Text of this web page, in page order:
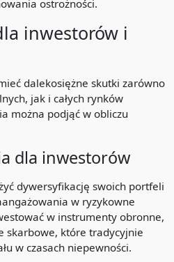
ostrożności.
inwestorów i
dalekosiężne skutki zarówno
jak i całych rynków
można podjąć w obliczu
dla inwestorów
dywersyfikację swoich portfeli
w ryzykowne
w instrumenty obronne,
skarbowe, które tradycyjnie
w czasach niepewności.